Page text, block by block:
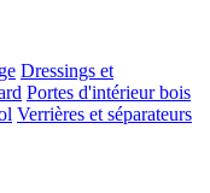
Dressings et
Portes d'intérieur bois
Verrières et séparateurs